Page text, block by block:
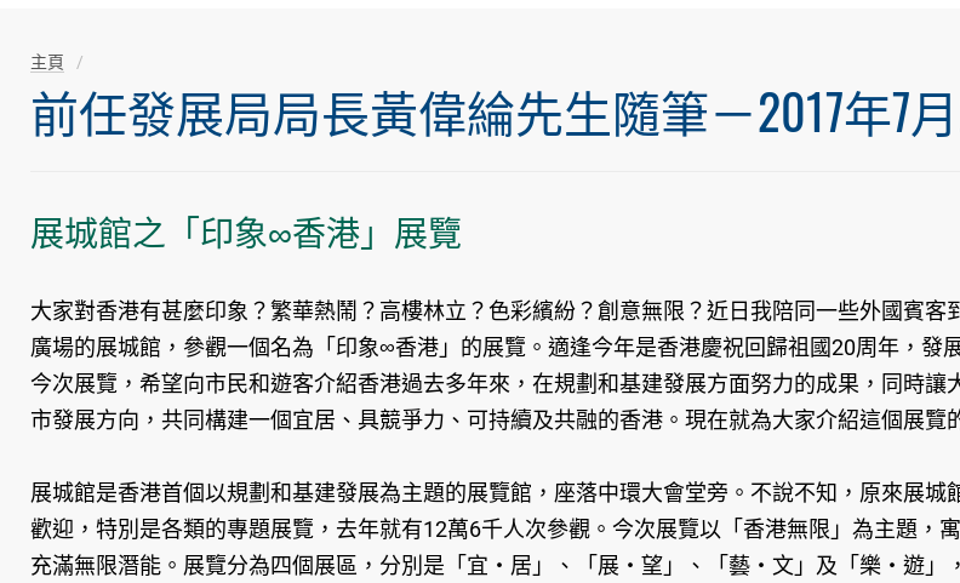
主頁
前任發展局局長黃偉綸先生隨筆－2017年7
展城館之「印象∞香港」展覽
大家對香港有甚麼印象？繁華熱鬧？高樓林立？色彩繽紛？創意無限？近日我陪同一些外國賓客
廣場的展城館，參觀一個名為「印象∞香港」的展覽。適逢今年是香港慶祝回歸祖國20周年，發
今次展覽，希望向市民和遊客介紹香港過去多年來，在規劃和基建發展方面努力的成果，同時讓
市發展方向，共同構建一個宜居、具競爭力、可持續及共融的香港。現在就為大家介紹這個展覽
展城館是香港首個以規劃和基建發展為主題的展覽館，座落中環大會堂旁。不說不知，原來展城
歡迎，特別是各類的專題展覽，去年就有12萬6千人次參觀。今次展覽以「香港無限」為主題，
充滿無限潛能。展覽分為四個展區，分別是「宜‧居」、「展‧望」、「藝‧文」及「樂‧遊」